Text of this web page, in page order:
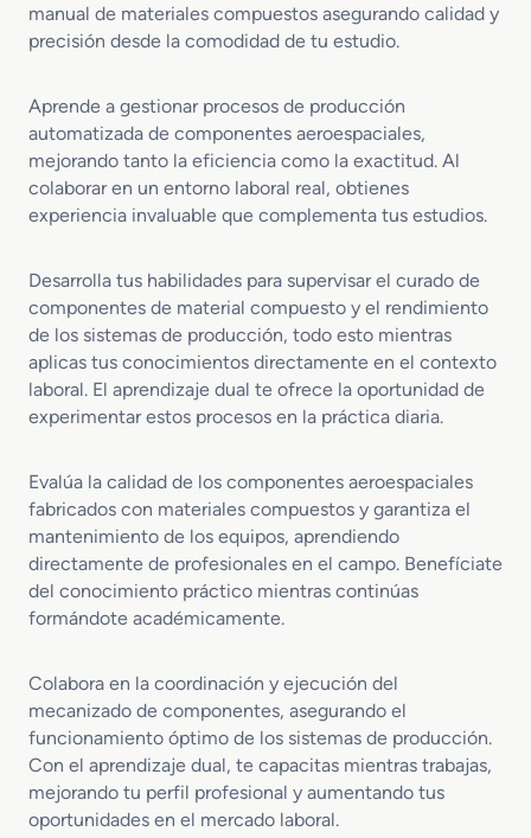
manual de materiales compuestos asegurando calidad y
precisión desde la comodidad de tu estudio.
Aprende a gestionar procesos de producción
automatizada de componentes aeroespaciales,
mejorando tanto la eficiencia como la exactitud. Al
colaborar en un entorno laboral real, obtienes
experiencia invaluable que complementa tus estudios.
Desarrolla tus habilidades para supervisar el curado de
componentes de material compuesto y el rendimiento
de los sistemas de producción, todo esto mientras
aplicas tus conocimientos directamente en el contexto
laboral. El aprendizaje dual te ofrece la oportunidad de
experimentar estos procesos en la práctica diaria.
Evalúa la calidad de los componentes aeroespaciales
fabricados con materiales compuestos y garantiza el
mantenimiento de los equipos, aprendiendo
directamente de profesionales en el campo. Benefíciate
del conocimiento práctico mientras continúas
formándote académicamente.
Colabora en la coordinación y ejecución del
mecanizado de componentes, asegurando el
funcionamiento óptimo de los sistemas de producción.
Con el aprendizaje dual, te capacitas mientras trabajas,
mejorando tu perfil profesional y aumentando tus
oportunidades en el mercado laboral.